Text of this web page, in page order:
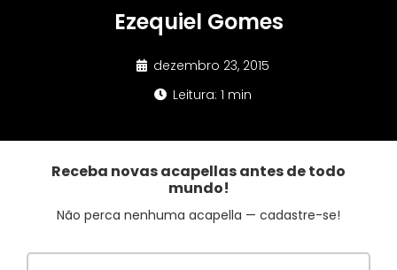
Ezequiel Gomes
dezembro 23, 2015
Leitura: 1 min
Receba novas acapellas antes de todo
mundo!
Não perca nenhuma acapella — cadastre-se!